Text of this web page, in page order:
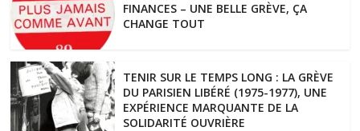
FINANCES – UNE BELLE GRÈVE, ÇA
CHANGE TOUT
TENIR SUR LE TEMPS LONG : LA GRÈVE
DU PARISIEN LIBÉRÉ (1975-1977), UNE
EXPÉRIENCE MARQUANTE DE LA
SOLIDARITÉ OUVRIÈRE